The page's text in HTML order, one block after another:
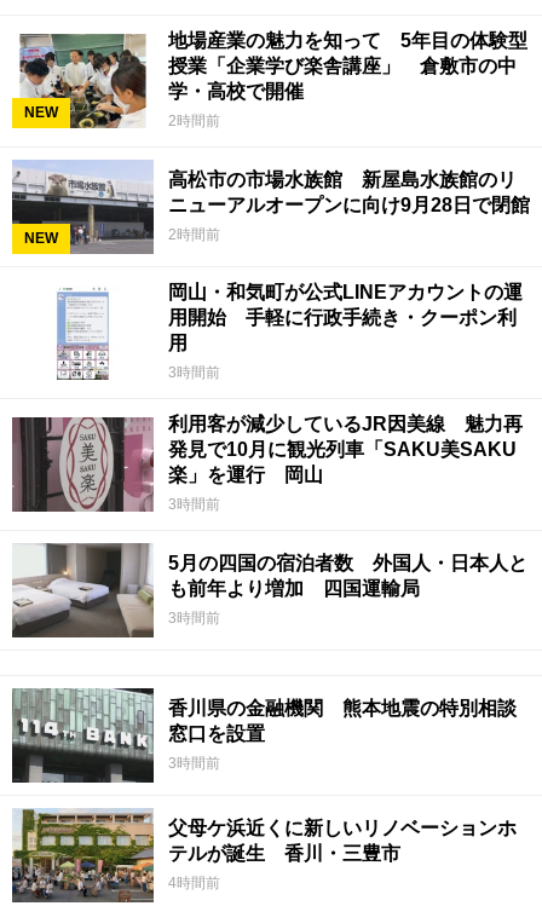
NEW
地場産業の魅力を知って 5年目の体験型
授業「企業学び楽舎講座」 倉敷市の中
学・高校で開催
2時間前
NEW
高松市の市場水族館 新屋島水族館のリ
ニューアルオープンに向け9月28日で閉館
2時間前
岡山・和気町が公式LINEアカウントの運
用開始 手軽に行政手続き・クーポン利
用
3時間前
利用客が減少しているJR因美線 魅力再
発見で10月に観光列車「SAKU美SAKU
楽」を運行 岡山
3時間前
5月の四国の宿泊者数 外国人・日本人と
も前年より増加 四国運輸局
3時間前
香川県の金融機関 熊本地震の特別相談
窓口を設置
3時間前
父母ケ浜近くに新しいリノベーションホ
テルが誕生 香川・三豊市
4時間前